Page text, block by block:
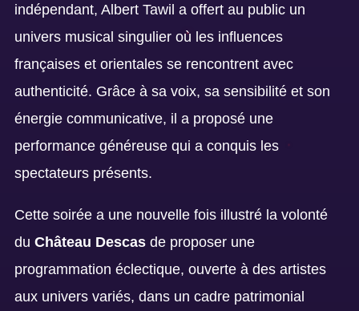
indépendant, Albert Tawil a offert au public un
univers musical singulier où les influences
françaises et orientales se rencontrent avec
authenticité. Grâce à sa voix, sa sensibilité et son
énergie communicative, il a proposé une
performance généreuse qui a conquis les
spectateurs présents.
Cette soirée a une nouvelle fois illustré la volonté
du Château Descas de proposer une
programmation éclectique, ouverte à des artistes
aux univers variés, dans un cadre patrimonial